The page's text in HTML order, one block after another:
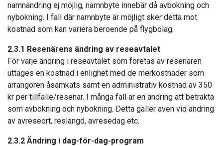
namnändring ej möjlig, namnbyte innebär då avbokning och
nybokning. I fall där namnbyte är möjligt sker detta mot
kostnad som kan variera beroende på flygbolag.
2.3.1 Resenärens ändring av reseavtalet
För varje ändring i reseavtalet som företas av resenären
uttages en kostnad i enlighet med de merkostnader som
arrangören åsamkats samt en administrativ kostnad av 350
kr per tillfälle/resenär. I många fall är en ändring att betrakta
som avbokning och nybokning. Detta gäller även vid ändring
av avreseort, reslängd, avresedag etc.
2.3.2 Ändring i dag-för-dag-program